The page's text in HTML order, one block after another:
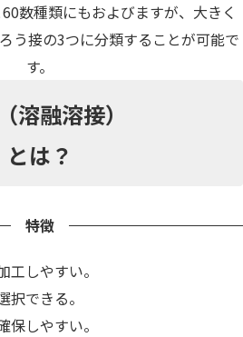
数種類にもおよびますが、大きく
う接の3つに分類することが可能で
す。
溶融溶接）
とは？
特徴
しやすい。
できる。
しやすい。